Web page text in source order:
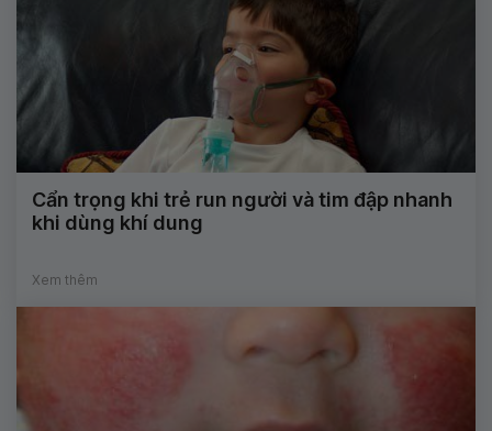
Cẩn trọng khi trẻ run người và tim đập nhanh
khi dùng khí dung
Xem thêm